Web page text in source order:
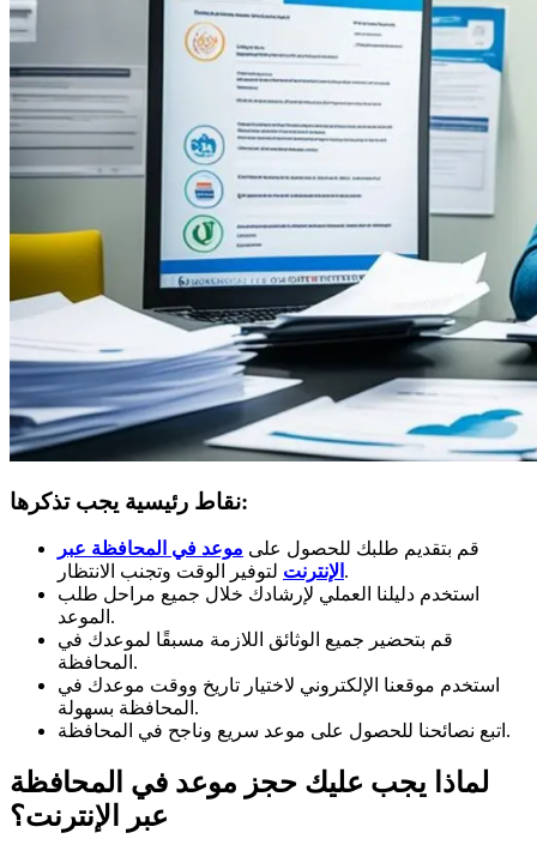
نقاط رئيسية يجب تذكرها:
قم بتقديم طلبك للحصول على موعد في المحافظة عبر
الإنترنت لتوفير الوقت وتجنب الانتظار.
استخدم دليلنا العملي لإرشادك خلال جميع مراحل طلب
الموعد.
قم بتحضير جميع الوثائق اللازمة مسبقًا لموعدك في
المحافظة.
استخدم موقعنا الإلكتروني لاختيار تاريخ ووقت موعدك في
المحافظة بسهولة.
اتبع نصائحنا للحصول على موعد سريع وناجح في المحافظة.
لماذا يجب عليك حجز موعد في المحافظة
عبر الإنترنت؟